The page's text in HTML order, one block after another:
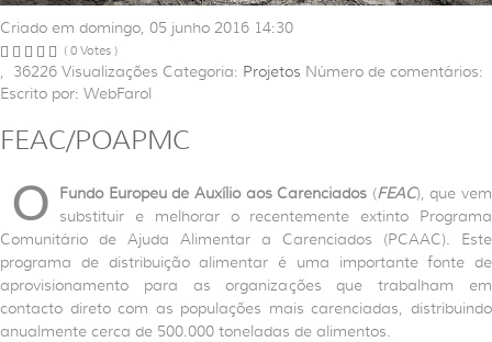
Criado em domingo, 05 junho 2016 14:30
( 0 Votes )
, 36226 Visualizações Categoria: Projetos Número de comentários:
Escrito por: WebFarol
FEAC/POAPMC
O Fundo Europeu de Auxílio aos Carenciados (FEAC), que vem
substituir e melhorar o recentemente extinto Programa
Comunitário de Ajuda Alimentar a Carenciados (PCAAC). Este
programa de distribuição alimentar é uma importante fonte de
aprovisionamento para as organizações que trabalham em
contacto direto com as populações mais carenciadas, distribuindo
anualmente cerca de 500.000 toneladas de alimentos.